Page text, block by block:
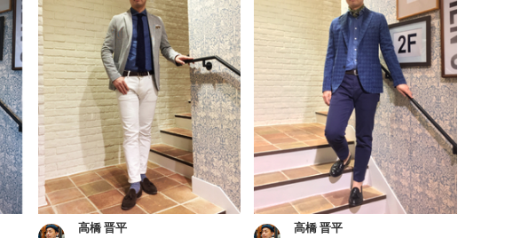
高橋 晋平 高橋 晋平